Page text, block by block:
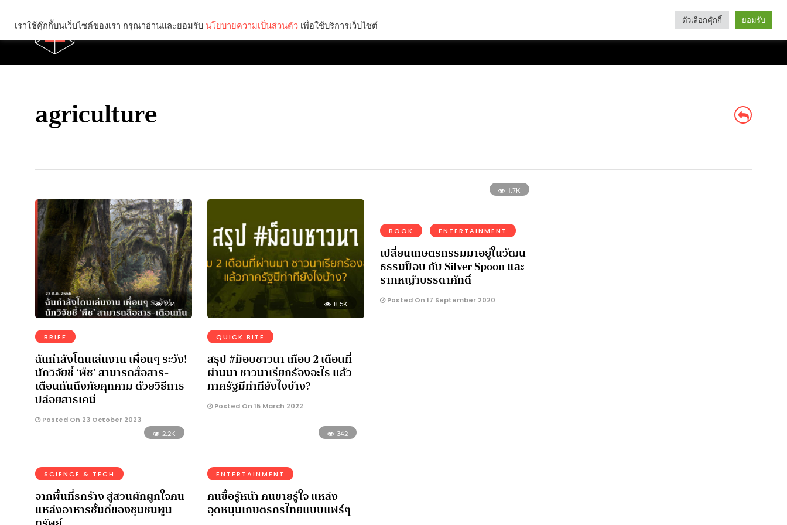
Categories
agriculture
234
BRIEF
ฉันกำลังโดนเล่นงาน เพื่อนๆ ระวัง!
นักวิจัยชี้ ‘พืช’ สามารถสื่อสาร-
เตือนกันถึงภัยคุกคาม ด้วยวิธีการ
ปล่อยสารเคมี
Posted On 23 October 2023
8.5K
QUICK BITE
สรุป #ม็อบชาวนา เกือบ 2 เดือนที่
ผ่านมา ชาวนาเรียกร้องอะไร แล้ว
ภาครัฐมีท่าทียังไงบ้าง?
Posted On 15 March 2022
1.7K
BOOK ENTERTAINMENT
เปลี่ยนเกษตรกรรมมาอยู่ในวัฒน
ธรรมป็อบ กับ Silver Spoon และ
รากหญ้าบรรดาศักดิ์
Posted On 17 September 2020
2.2K
SCIENCE & TECH
จากพื้นที่รกร้าง สู่สวนผักผูกใจคน
แหล่งอาหารชั้นดีของชุมชนพูน
342
ENTERTAINMENT
คนซื้อรู้หน้า คนขายรู้ใจ แหล่ง
อุดหนุนเกษตรกรไทยแบบแฟร์ๆ
เราใช้คุ๊กกี้บนเว็บไซต์ของเรา กรุณาอ่านและยอมรับ นโยบายความเป็นส่วนตัว เพื่อใช้บริการเว็บไซต์ ตัวเลือกคุ๊กกี้ ยอมรับ